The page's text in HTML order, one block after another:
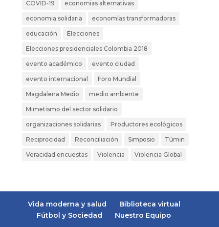
COVID-19 economias alternativas
economia solidaria economías transformadoras
educación Elecciones
Elecciones presidenciales Colombia 2018
evento académico evento ciudad
evento internacional Foro Mundial
Magdalena Medio medio ambiente
Mimetismo del sector solidario
organizaciones solidarias Productores ecológicos
Reciprocidad Reconciliación Simposio Túmin
Veracidad encuestas Violencia Violencia Global
Vida moderna y salud
Biblioteca virtual
Fútbol y Sociedad
Nuestro Equipo